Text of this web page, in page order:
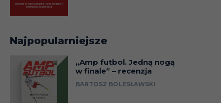
Najpopularniejsze
„Amp futbol. Jedną nogą
w finale” – recenzja
BARTOSZ BOLESŁAWSKI